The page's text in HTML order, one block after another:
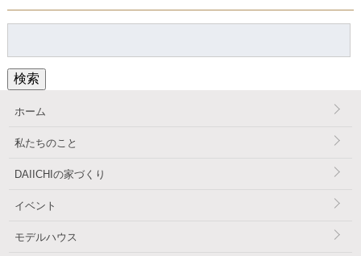
検索
ホーム
私たちのこと
DAIICHIの家づくり
イベント
モデルハウス